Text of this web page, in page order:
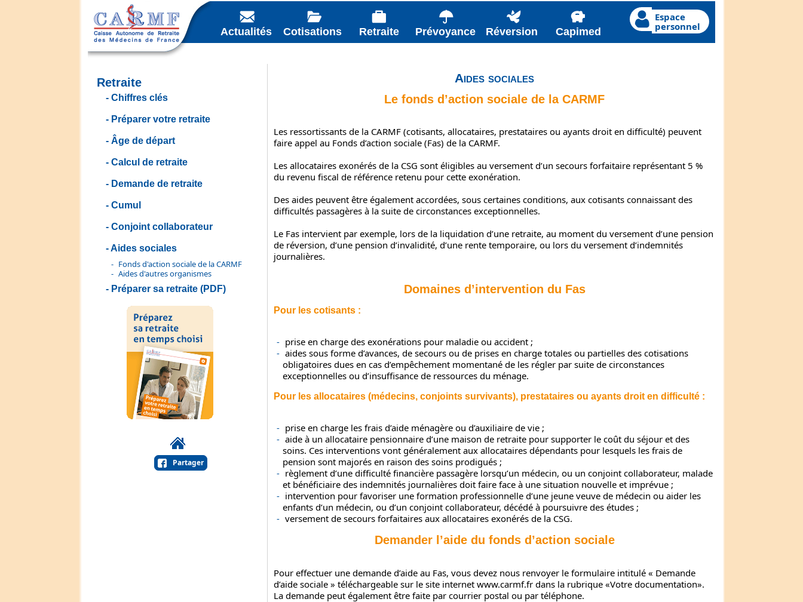
Actualités Cotisations Retraite Prévoyance Réversion Capimed
Espace
personnel
Retraite
Chiffres clés
Préparer votre retraite
Âge de départ
Calcul de retraite
Demande de retraite
Cumul
Conjoint collaborateur
Aides sociales
Fonds d'action sociale de la CARMF
Aides d'autres organismes
Préparer sa retraite (PDF)
Partager
Aides sociales
Le fonds d’action sociale de la CARMF
Les ressortissants de la CARMF (cotisants, allocataires, prestataires ou ayants droit en difficulté) peuvent
faire appel au Fonds d’action sociale (Fas) de la CARMF.
Les allocataires exonérés de la CSG sont éligibles au versement d’un secours forfaitaire représentant 5 %
du revenu fiscal de référence retenu pour cette exonération.
Des aides peuvent être également accordées, sous certaines conditions, aux cotisants connaissant des
difficultés passagères à la suite de circonstances exceptionnelles.
Le Fas intervient par exemple, lors de la liquidation d’une retraite, au moment du versement d’une pension
de réversion, d’une pension d’invalidité, d’une rente temporaire, ou lors du versement d’indemnités
journalières.
Domaines d’intervention du Fas
Pour les cotisants :
prise en charge des exonérations pour maladie ou accident ;
aides sous forme d’avances, de secours ou de prises en charge totales ou partielles des cotisations
obligatoires dues en cas d’empêchement momentané de les régler par suite de circonstances
exceptionnelles ou d’insuffisance de ressources du ménage.
Pour les allocataires (médecins, conjoints survivants), prestataires ou ayants droit en difficulté :
prise en charge les frais d’aide ménagère ou d’auxiliaire de vie ;
aide à un allocataire pensionnaire d’une maison de retraite pour supporter le coût du séjour et des
soins. Ces interventions vont généralement aux allocataires dépendants pour lesquels les frais de
pension sont majorés en raison des soins prodigués ;
règlement d’une difficulté financière passagère lorsqu’un médecin, ou un conjoint collaborateur, malade
et bénéficiaire des indemnités journalières doit faire face à une situation nouvelle et imprévue ;
intervention pour favoriser une formation professionnelle d’une jeune veuve de médecin ou aider les
enfants d’un médecin, ou d’un conjoint collaborateur, décédé à poursuivre des études ;
versement de secours forfaitaires aux allocataires exonérés de la CSG.
Demander l’aide du fonds d’action sociale
Pour effectuer une demande d’aide au Fas, vous devez nous renvoyer le formulaire intitulé « Demande
d’aide sociale » téléchargeable sur le site internet www.carmf.fr dans la rubrique «Votre documentation».
La demande peut également être faite par courrier postal ou par téléphone.